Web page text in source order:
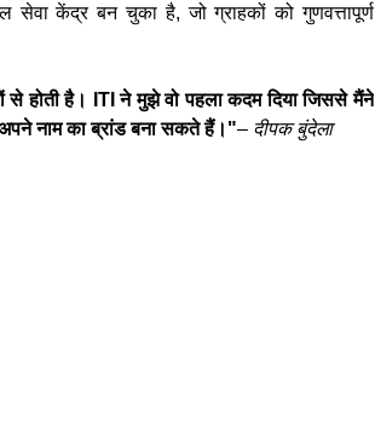
केंद्र बन चुका है, जो ग्राहकों को गुणवत्तापूर्ण
होती है। ITI ने मुझे वो पहला कदम दिया जिससे मैंने
नाम का ब्रांड बना सकते हैं।"– दीपक बुंदेला